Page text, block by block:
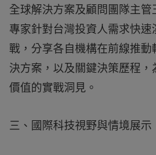
全球解決方案及顧問團隊主
專家針對台灣投資人需求快
戰，分享各自機構在前線推
決方案，以及關鍵決策歷程
價值的實戰洞見。
三、國際科技視野與情境展示